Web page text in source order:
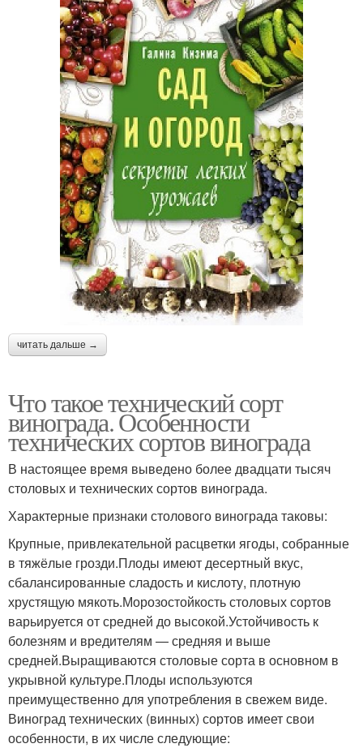
читать дальше →
Что такое технический сорт
винограда. Особенности
технических сортов винограда
В настоящее время выведено более двадцати тысяч
столовых и технических сортов винограда.
Характерные признаки столового винограда таковы:
Крупные, привлекательной расцветки ягоды, собранные
в тяжёлые грозди.Плоды имеют десертный вкус,
сбалансированные сладость и кислоту, плотную
хрустящую мякоть.Морозостойкость столовых сортов
варьируется от средней до высокой.Устойчивость к
болезням и вредителям — средняя и выше
средней.Выращиваются столовые сорта в основном в
укрывной культуре.Плоды используются
преимущественно для употребления в свежем виде.
Виноград технических (винных) сортов имеет свои
особенности, в их числе следующие: